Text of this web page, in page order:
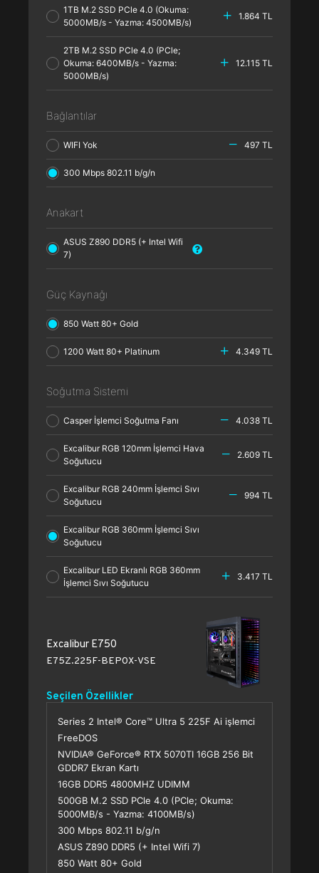
1TB M.2 SSD PCle 4.0 (Okuma:
5000MB/s - Yazma: 4500MB/s)
1.864 TL
2TB M.2 SSD PCle 4.0 (PCle;
Okuma: 6400MB/s - Yazma:
5000MB/s)
12.115 TL
Bağlantılar
WIFI Yok 497 TL
300 Mbps 802.11 b/g/n
Anakart
ASUS Z890 DDR5 (+ Intel Wifi
7)
Güç Kaynağı
850 Watt 80+ Gold
1200 Watt 80+ Platinum 4.349 TL
Soğutma Sistemi
Casper İşlemci Soğutma Fanı 4.038 TL
Excalibur RGB 120mm İşlemci Hava
Soğutucu
2.609 TL
Excalibur RGB 240mm İşlemci Sıvı
Soğutucu
994 TL
Excalibur RGB 360mm İşlemci Sıvı
Soğutucu
Excalibur LED Ekranlı RGB 360mm
İşlemci Sıvı Soğutucu
3.417 TL
Excalibur E750
E75Z.225F-BEP0X-VSE
Seçilen Özellikler
Series 2 Intel® Core™ Ultra 5 225F Ai işlemci
FreeDOS
NVIDIA® GeForce® RTX 5070TI 16GB 256 Bit
GDDR7 Ekran Kartı
16GB DDR5 4800MHZ UDIMM
500GB M.2 SSD PCle 4.0 (PCle; Okuma:
5000MB/s - Yazma: 4100MB/s)
300 Mbps 802.11 b/g/n
ASUS Z890 DDR5 (+ Intel Wifi 7)
850 Watt 80+ Gold